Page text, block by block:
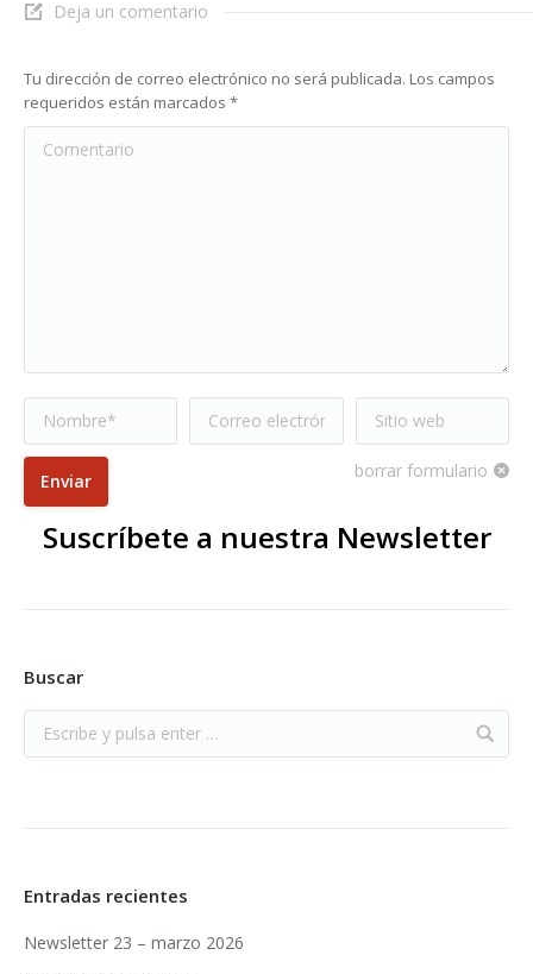
Deja un comentario
Tu dirección de correo electrónico no será publicada. Los campos
requeridos están marcados *
Comentario
Nombre *
Correo electrónico
*
Sitio web
borrar formulario
Enviar
Suscríbete a nuestra Newsletter
Buscar
Entradas recientes
Newsletter 23 – marzo 2026